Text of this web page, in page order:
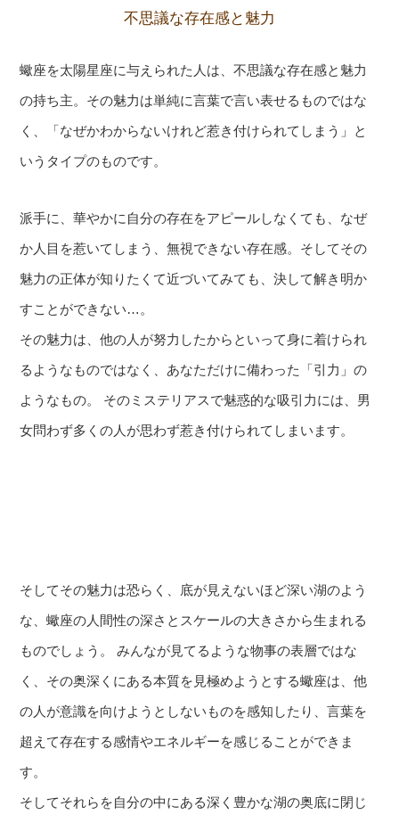
不思議な存在感と魅力
蠍座を太陽星座に与えられた人は、不思議な存在感と魅力
の持ち主。その魅力は単純に言葉で言い表せるものではな
く、「なぜかわからないけれど惹き付けられてしまう」と
いうタイプのものです。
派手に、華やかに自分の存在をアピールしなくても、なぜ
か人目を惹いてしまう、無視できない存在感。そしてその
魅力の正体が知りたくて近づいてみても、決して解き明か
すことができない…。
その魅力は、他の人が努力したからといって身に着けられ
るようなものではなく、あなただけに備わった「引力」の
ようなもの。 そのミステリアスで魅惑的な吸引力には、男
女問わず多くの人が思わず惹き付けられてしまいます。
そしてその魅力は恐らく、底が見えないほど深い湖のよう
な、蠍座の人間性の深さとスケールの大きさから生まれる
ものでしょう。 みんなが見てるような物事の表層ではな
く、その奥深くにある本質を見極めようとする蠍座は、他
の人が意識を向けようとしないものを感知したり、言葉を
超えて存在する感情やエネルギーを感じることができま
す。
そしてそれらを自分の中にある深く豊かな湖の奥底に閉じ